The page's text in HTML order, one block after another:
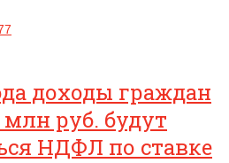
доходы граждан
руб. будут
НДФЛ по ставке